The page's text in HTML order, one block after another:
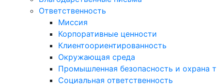
Ответственность
Миссия
Корпоративные ценности
Клиентоориентированность
Окружающая среда
Промышленная безопасность и охрана
Социальная ответственность